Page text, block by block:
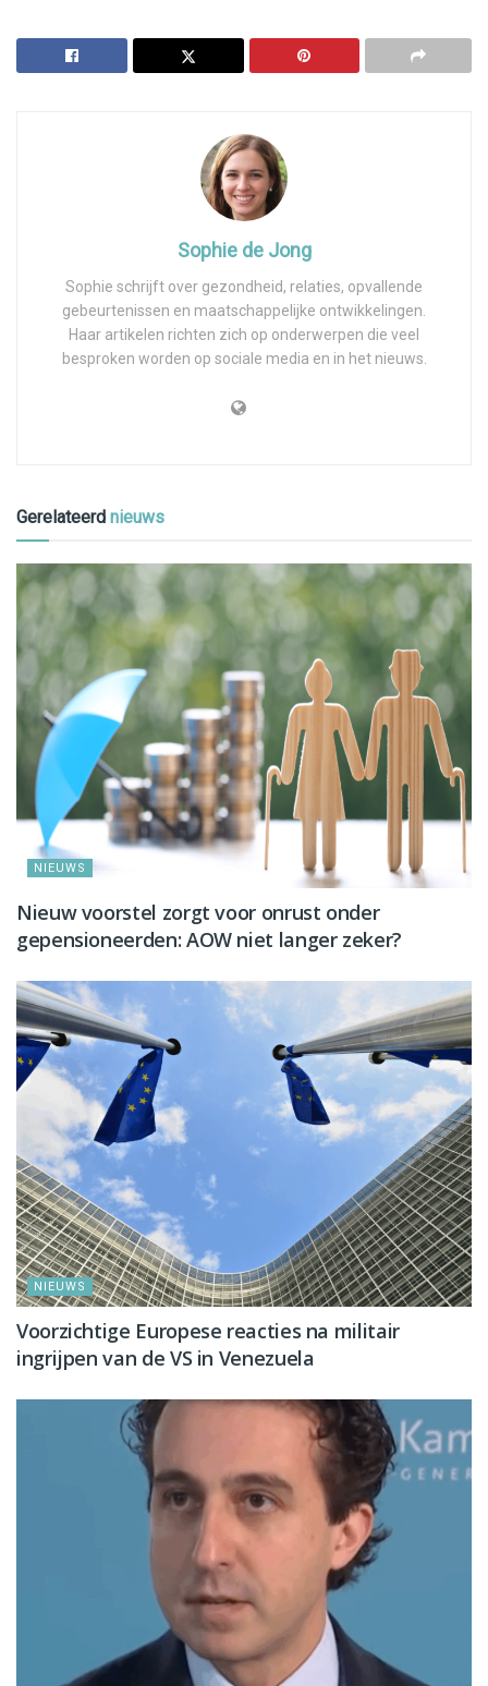
Sophie de Jong
Sophie schrijft over gezondheid, relaties, opvallende
gebeurtenissen en maatschappelijke ontwikkelingen.
Haar artikelen richten zich op onderwerpen die veel
besproken worden op sociale media en in het nieuws.
Gerelateerd nieuws
NIEUWS
Nieuw voorstel zorgt voor onrust onder
gepensioneerden: AOW niet langer zeker?
NIEUWS
Voorzichtige Europese reacties na militair
ingrijpen van de VS in Venezuela